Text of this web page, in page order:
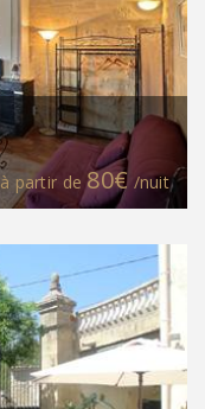
à partir de80€ /nuit